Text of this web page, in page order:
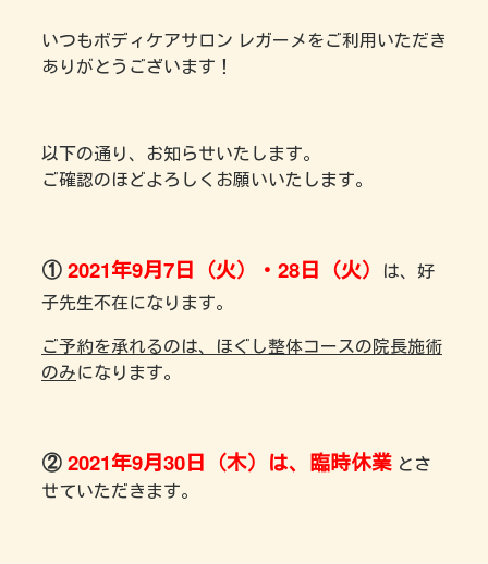
いつもボディケアサロン レガーメをご利用いただき
ありがとうございます！
以下の通り、お知らせいたします。
ご確認のほどよろしくお願いいたします。
①2021年9月7日（火）・28日（火）
は、好
子先生不在になります。
ご予約を承れるのは、ほぐし整体コースの院長施術
のみになります。
②2021年9月30日（木）は、臨時休業 とさ
せていただきます。